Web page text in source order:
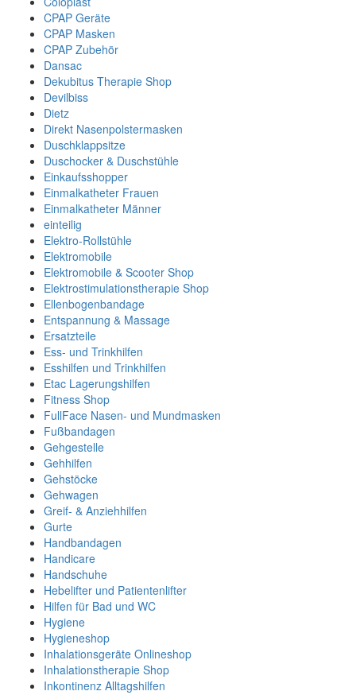
CPAP Geräte
CPAP Masken
CPAP Zubehör
Dansac
Dekubitus Therapie Shop
Devilbiss
Dietz
Direkt Nasenpolstermasken
Duschklappsitze
Duschocker & Duschstühle
Einkaufsshopper
Einmalkatheter Frauen
Einmalkatheter Männer
einteilig
Elektro-Rollstühle
Elektromobile
Elektromobile & Scooter Shop
Elektrostimulationstherapie Shop
Ellenbogenbandage
Entspannung & Massage
Ersatzteile
Ess- und Trinkhilfen
Esshilfen und Trinkhilfen
Etac Lagerungshilfen
Fitness Shop
FullFace Nasen- und Mundmasken
Fußbandagen
Gehgestelle
Gehhilfen
Gehstöcke
Gehwagen
Greif- & Anziehhilfen
Gurte
Handbandagen
Handicare
Handschuhe
Hebelifter und Patientenlifter
Hilfen für Bad und WC
Hygiene
Hygieneshop
Inhalationsgeräte Onlineshop
Inhalationstherapie Shop
Inkontinenz Alltagshilfen